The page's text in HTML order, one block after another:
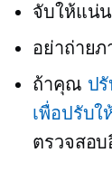
จับให้แน่
อย่าถ่าย
ถ้าคุณ ป
เพื่อปรับใ
ตรวจสอบ